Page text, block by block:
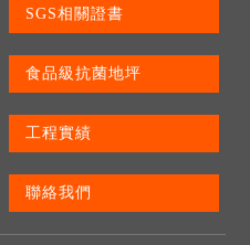
SGS相關證書
食品級抗菌地坪
工程實績
聯絡我們